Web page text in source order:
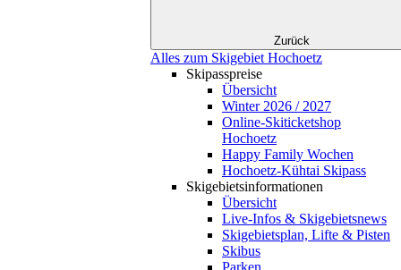
Zurück
Alles zum Skigebiet Hochoetz
Skipasspreise
Übersicht
Winter 2026 / 2027
Online-Skiticketshop
Hochoetz
Happy Family Wochen
Hochoetz-Kühtai Skipass
Skigebietsinformationen
Übersicht
Live-Infos & Skigebietsnews
Skigebietsplan, Lifte & Pisten
Skibus
Parken